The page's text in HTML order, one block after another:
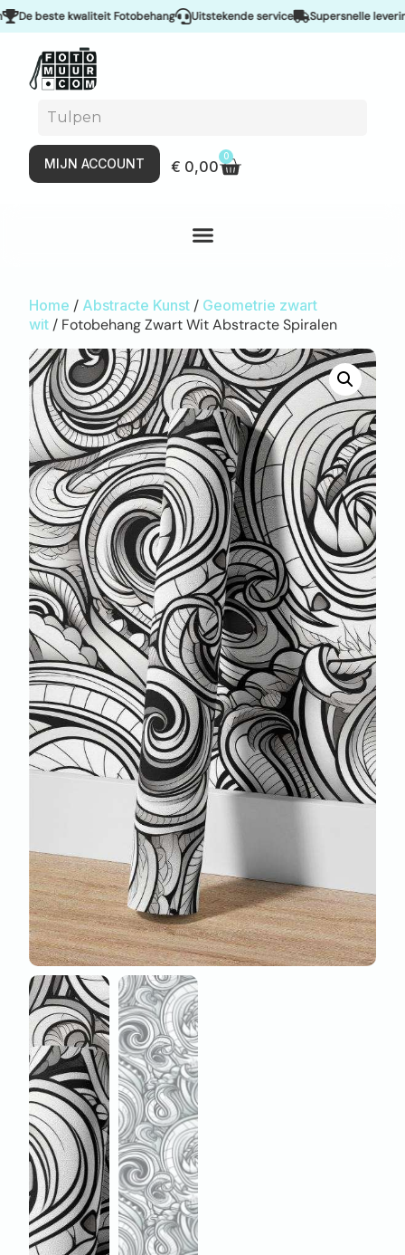
beste kwaliteit Fotobehang Uitstekende service Supersnelle levering &
MIJN ACCOUNT € 0,00
0
Home / Abstracte Kunst / Geometrie zwart
wit / Fotobehang Zwart Wit Abstracte Spiralen